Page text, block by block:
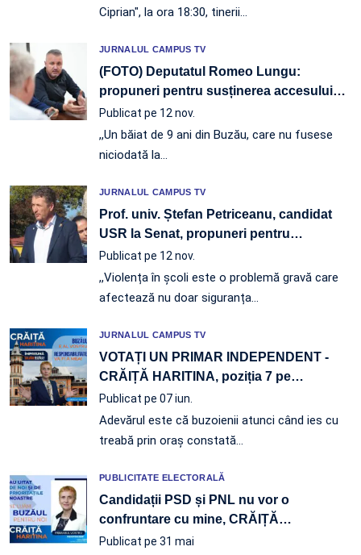
Ciprian", la ora 18:30, tinerii…
JURNALUL CAMPUS TV
(FOTO) Deputatul Romeo Lungu:
propuneri pentru susținerea accesului…
Publicat pe 12 nov.
,,Un băiat de 9 ani din Buzău, care nu fusese
niciodată la…
JURNALUL CAMPUS TV
Prof. univ. Ștefan Petriceanu, candidat
USR la Senat, propuneri pentru…
Publicat pe 12 nov.
,,Violența în școli este o problemă gravă care
afectează nu doar siguranța…
JURNALUL CAMPUS TV
VOTAȚI UN PRIMAR INDEPENDENT -
CRĂIȚĂ HARITINA, poziția 7 pe…
Publicat pe 07 iun.
Adevărul este că buzoienii atunci când ies cu
treabă prin oraș constată…
PUBLICITATE ELECTORALĂ
Candidații PSD și PNL nu vor o
confruntare cu mine, CRĂIȚĂ…
Publicat pe 31 mai